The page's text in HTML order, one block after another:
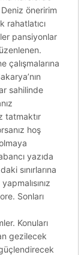
öneririm
rahatlatıcı
pansiyonlar
çalışmalarına
sahilinde
tatmaktır
hoş
yazıda
sınırlarına
Sonları
Konuları
gezilecek